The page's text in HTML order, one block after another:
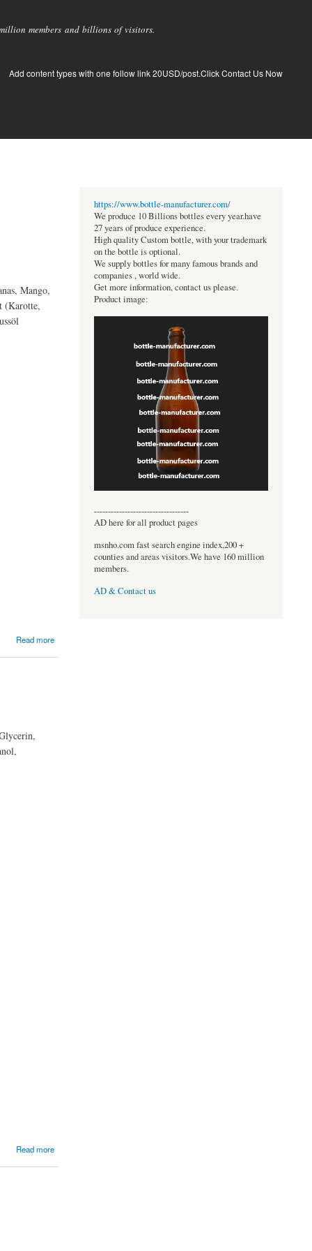
members and billions of visitors.
Add content types with one follow link 20USD/post.Click Contact Us Now
Mango,
(Karotte,
Read more
Read more
https://www.bottle-manufacturer.com/
We produce 10 Billions bottles every year.have
27 years of produce experience.
High quality Custom bottle, with your trademark
on the bottle is optional.
We supply bottles for many famous brands and
companies , world wide.
Get more information, contact us please.
Product image:
----------------------------------
AD here for all product pages
msnho.com fast search engine index,200 +
counties and areas visitors.We have 160 million
members.
AD & Contact us